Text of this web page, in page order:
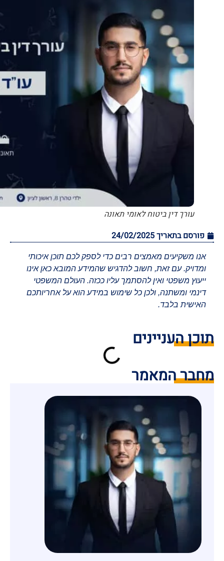
עורך דין ביטוח לאומי תאונה
פורסם בתאריך24/02/2025
אנו משקיעים מאמצים רבים כדי לספק לכם תוכן איכותי
ומדויק. עם זאת, חשוב להדגיש שהמידע המובא כאן אינו
ייעוץ משפטי ואין להסתמך עליו ככזה. העולם המשפטי
דינמי ומשתנה, ולכן כל שימוש במידע הוא על אחריותכם
האישית בלבד.
תוכן העניינים
מחבר המאמר